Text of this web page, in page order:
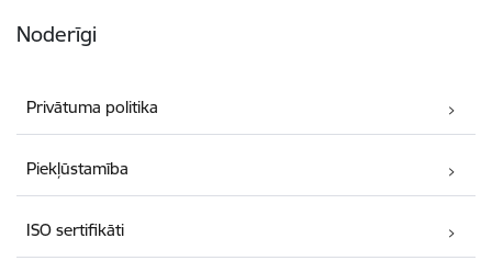
Noderīgi
Privātuma politika
Piekļūstamība
ISO sertifikāti